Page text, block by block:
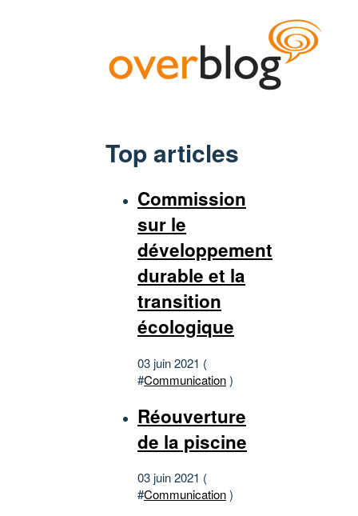
Top articles
Commission
sur le
développement
durable et la
transition
écologique
03 juin 2021 (
#Communication)
Réouverture
de la piscine
03 juin 2021 (
#Communication)